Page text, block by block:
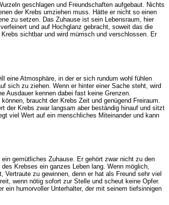
geschlagen und Freundschaften aufgebaut. Nichts
der Krebs umziehen muss. Hätte er nicht so einen
zu setzen. Das Zuhause ist sein Lebensraum, hier
und auf Hochglanz gebracht, soweit das die
sichtbar und wird mürrisch und verschlossen. Er
eine Atmosphäre, in der er sich rundum wohl fühlen
sich zu ziehen. Wenn er hinter einer Sache steht, wird
Ausdauer kennen dabei fast keine Grenzen.
braucht der Krebs Zeit und genügend Freiraum.
der Krebs zwar langsam aber beständig hinauf und sitzt
viel Wert auf ein menschliches Miteinander und kann
gemütliches Zuhause. Er gehört zwar nicht zu den
Krebses ein ganzes Leben lang. Wenn möglich,
zu gewinnen, denn er hat als Freund sehr viel
wenn nötig sofort zur Stelle und scheut keine Opfer.
ein humorvoller Unterhalter, der mit seinem tiefsinnigen